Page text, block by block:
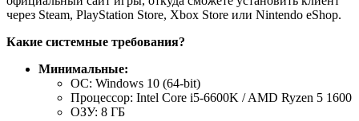
через Steam, PlayStation Store, Xbox Store или Nintendo eShop.
Какие системные требования?
Минимальные:
ОС: Windows 10 (64-bit)
Процессор: Intel Core i5-6600K / AMD Ryzen 5 1600
ОЗУ: 8 ГБ